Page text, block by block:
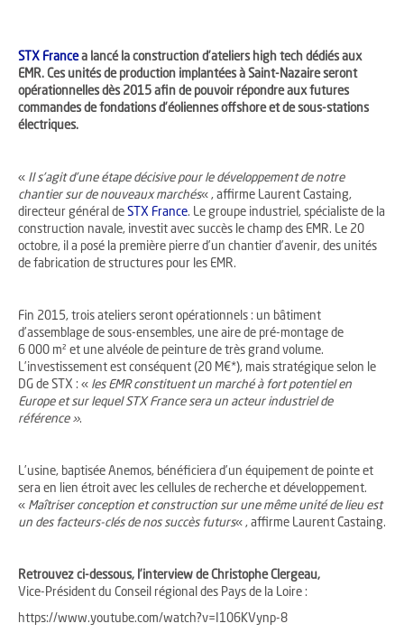
STX Francea lancé la construction d’ateliers high tech dédiés aux
EMR. Ces unités de production implantées à Saint-Nazaire seront
opérationnelles dès 2015 afin de pouvoir répondre aux futures
commandes de fondations d’éoliennes offshore et de sous-stations
électriques.
« Il s’agit d’une étape décisive pour le développement de notre
chantier sur de nouveaux marchés« , affirme Laurent Castaing,
directeur général de STX France. Le groupe industriel, spécialiste de la
construction navale, investit avec succès le champ des EMR. Le 20
octobre, il a posé la première pierre d’un chantier d’avenir, des unités
de fabrication de structures pour les EMR.
Fin 2015, trois ateliers seront opérationnels : un bâtiment
d’assemblage de sous-ensembles, une aire de pré-montage de
6 000 m² et une alvéole de peinture de très grand volume.
L’investissement est conséquent (20 M€*), mais stratégique selon le
DG de STX : « les EMR constituent un marché à fort potentiel en
Europe et sur lequel STX France sera un acteur industriel de
référence ».
L’usine, baptisée Anemos, bénéficiera d’un équipement de pointe et
sera en lien étroit avec les cellules de recherche et développement.
« Maîtriser conception et construction sur une même unité de lieu est
un des facteurs-clés de nos succès futurs« , affirme Laurent Castaing.
Retrouvez ci-dessous, l’interview de Christophe Clergeau,
Vice-Président du Conseil régional des Pays de la Loire :
https://www.youtube.com/watch?v=I106KVynp-8